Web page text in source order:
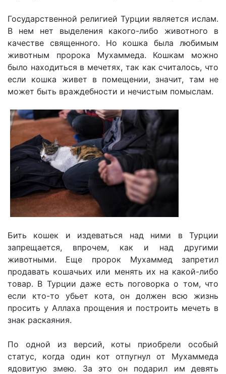
Государственной религией Турции является ислам.
В нем нет выделения какого-либо животного в
качестве священного. Но кошка была любимым
животным пророка Мухаммеда. Кошкам можно
было находиться в мечетях, так как считалось, что
если кошка живет в помещении, значит, там не
может быть враждебности и нечистым помыслам.
Бить кошек и издеваться над ними в Турции
запрещается, впрочем, как и над другими
животными. Еще пророк Мухаммед запретил
продавать кошачьих или менять их на какой-либо
товар. В Турции даже есть поговорка о том, что
если кто-то убьет кота, он должен всю жизнь
просить у Аллаха прощения и построить мечеть в
знак раскаяния.
По одной из версий, коты приобрели особый
статус, когда один кот отпугнул от Мухаммеда
ядовитую змею. За это он подарил им девять